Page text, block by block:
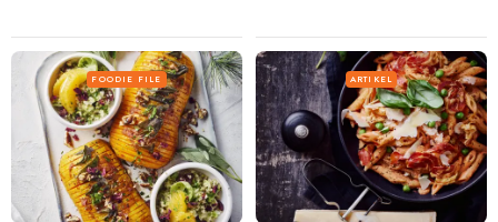
FOODIE FILE ARTIKEL